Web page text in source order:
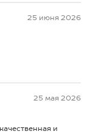
25 июня 2026
25 мая 2026
и